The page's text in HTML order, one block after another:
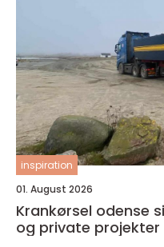
inspiration
01. August 2026
Krankørsel odense sikre løft til byggepladser
og private projekter